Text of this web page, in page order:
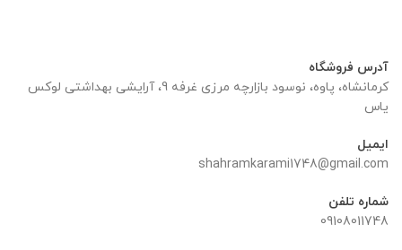
آدرس فروشگاه
کرمانشاه، پاوه، نوسود بازارچه مرزی غرفه 9، آرایشی بهداشتی لوکس
یاس
ایمیل
shahramkarami1748@gmail.com
شماره تلفن
09108011748